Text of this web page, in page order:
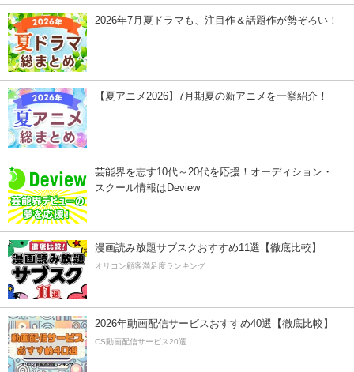
2026年7月夏ドラマも、注目作＆話題作が勢ぞろい！
【夏アニメ2026】7月期夏の新アニメを一挙紹介！
芸能界を志す10代～20代を応援！オーディション・
スクール情報はDeview
漫画読み放題サブスクおすすめ11選【徹底比較】
オリコン顧客満足度ランキング
2026年動画配信サービスおすすめ40選【徹底比較】
CS動画配信サービス20選